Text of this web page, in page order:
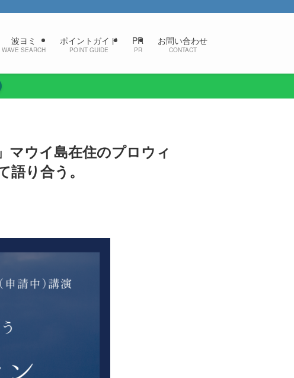
波ヨミ
WAVE SEARCH
ポイントガイド
POINT GUIDE
PR
PR
お問い合わせ
CONTACT
マウイ島在住のプロウィ
り合う。